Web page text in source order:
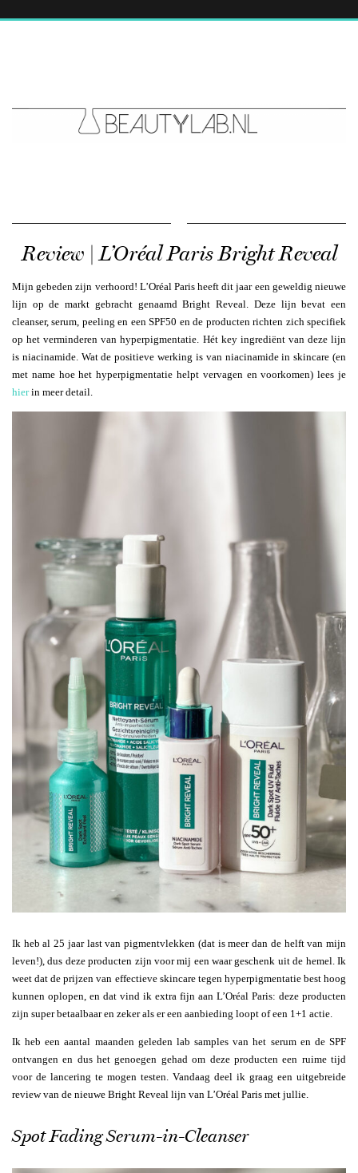
Review | L’Oréal Paris Bright Reveal
Mijn gebeden zijn verhoord! L’Oréal Paris heeft dit jaar een geweldig nieuwe
lijn op de markt gebracht genaamd Bright Reveal. Deze lijn bevat een
cleanser, serum, peeling en een SPF50 en de producten richten zich specifiek
op het verminderen van hyperpigmentatie. Hét key ingrediënt van deze lijn
is niacinamide. Wat de positieve werking is van niacinamide in skincare (en
met name hoe het hyperpigmentatie helpt vervagen en voorkomen) lees je
hierin meer detail.
Ik heb al 25 jaar last van pigmentvlekken (dat is meer dan de helft van mijn
leven!), dus deze producten zijn voor mij een waar geschenk uit de hemel. Ik
weet dat de prijzen van effectieve skincare tegen hyperpigmentatie best hoog
kunnen oplopen, en dat vind ik extra fijn aan L’Oréal Paris: deze producten
zijn super betaalbaar en zeker als er een aanbieding loopt of een 1+1 actie.
Ik heb een aantal maanden geleden lab samples van het serum en de SPF
ontvangen en dus het genoegen gehad om deze producten een ruime tijd
voor de lancering te mogen testen. Vandaag deel ik graag een uitgebreide
review van de nieuwe Bright Reveal lijn van L’Oréal Paris met jullie.
Spot Fading Serum-in-Cleanser